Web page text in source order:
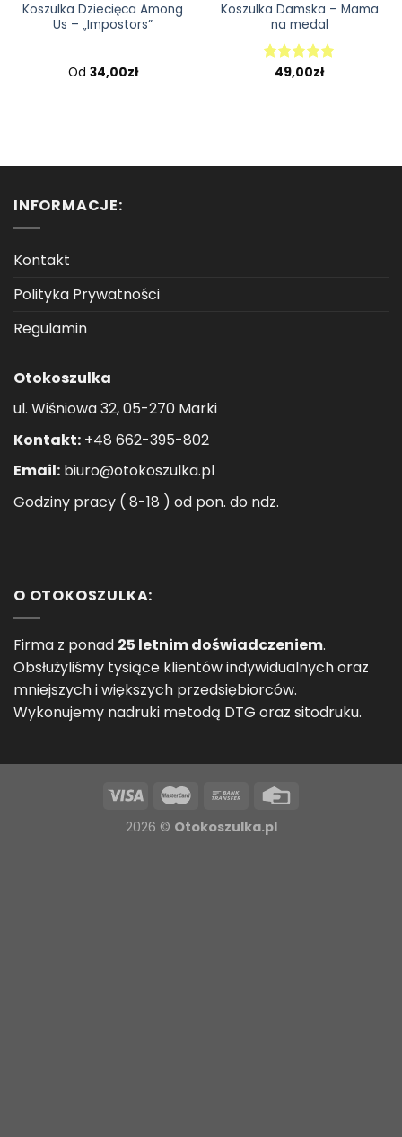
Koszulka Dziecięca Among
Us – „Impostors”
Od 34,00zł
Koszulka Damska – Mama
na medal
Oceniono
49,00zł
INFORMACJE:
Kontakt
Polityka Prywatności
Regulamin
Otokoszulka
ul. Wiśniowa 32, 05-270 Marki
Kontakt: +48 662-395-802
Email: biuro@otokoszulka.pl
Godziny pracy ( 8-18 ) od pon. do ndz.
O OTOKOSZULKA:
Firma z ponad 25 letnim doświadczeniem.
Obsłużyliśmy tysiące klientów indywidualnych oraz
mniejszych i większych przedsiębiorców.
Wykonujemy nadruki metodą DTG oraz sitodruku.
2026 © Otokoszulka.pl